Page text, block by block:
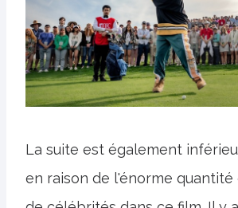
La suite est également
en raison de l'énorme quantité